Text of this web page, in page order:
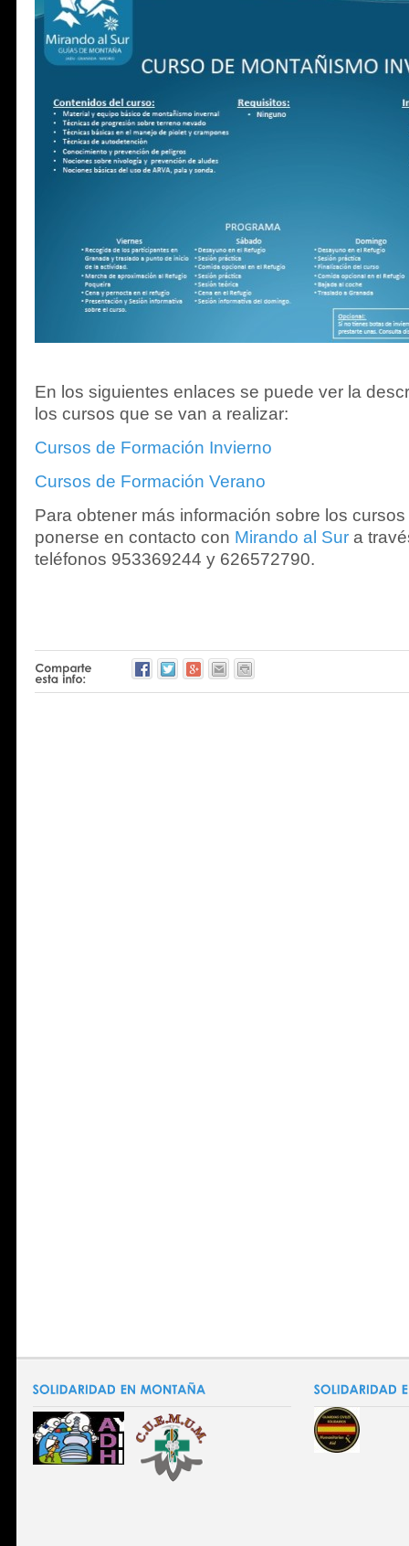
En los siguientes enlaces se puede ver la
los cursos que se van a realizar:
Cursos de Formación Invierno
Cursos de Formación Verano
Para obtener más información sobre los
ponerse en contacto con Mirando al Sur a
teléfonos 953369244 y 626572790.